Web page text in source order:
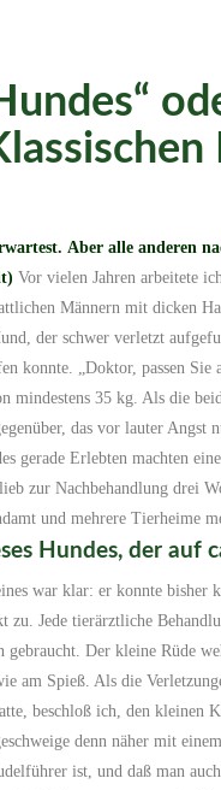
Aber alle anderen
Vor vielen Jahren arbeitete
Männern mit dicken
der schwer verletzt
konnte. „Doktor, passen Sie
35 kg. Als die
das vor lauter Angst
gerade Erlebten machten
zur Nachbehandlung drei
und mehrere Tierheime
Hundes, der auf
war klar: er konnte bisher
zu. Jede tierärztliche
gebraucht. Der kleine Rüde
am Spieß. Als die
beschloß ich, den kleinen
denn näher mit
ist, und daß man